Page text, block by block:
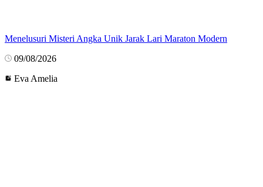
Menelusuri Misteri Angka Unik Jarak Lari Maraton Modern
09/08/2026
Eva Amelia